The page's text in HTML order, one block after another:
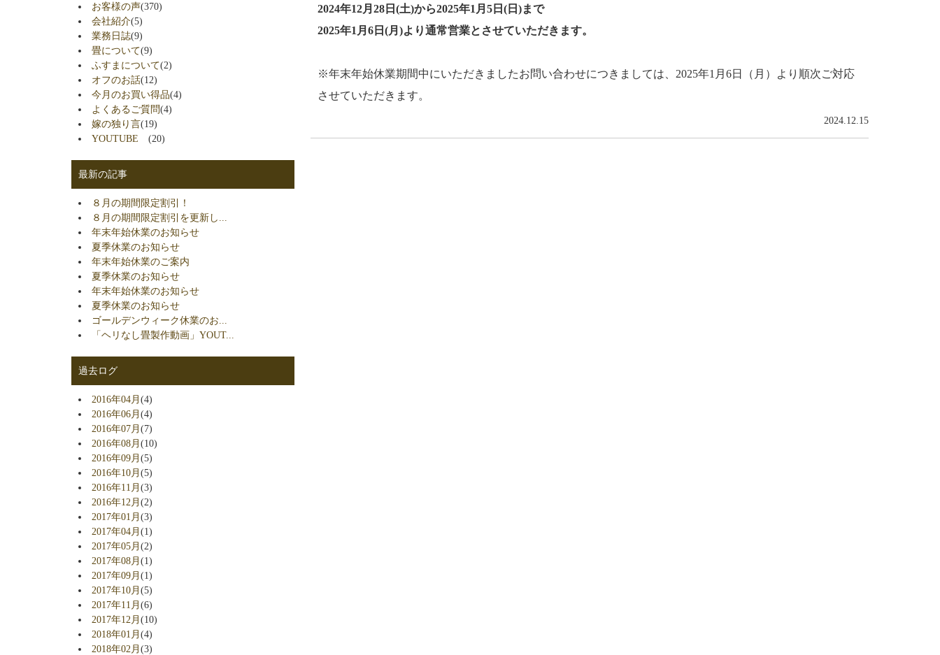
2024年12月28日(土)から2025年1月5日(日)まで
2025年1月6 日(月)より通常営業とさせていただきます。
※年末年始休業期間中にいただきましたお問い合わせにつきましては、2025年1月6日（月）より順次ご対応
させていただきます。
2024.12.15
お客様の声(370)
会社紹介(5)
業務日誌(9)
畳について(9)
ふすまについて(2)
オフのお話(12)
今月のお買い得品(4)
よくあるご質問(4)
嫁の独り言(19)
YOUTUBE(20)
最新の記事
８月の期間限定割引！
８月の期間限定割引を更新し...
年末年始休業のお知らせ
夏季休業のお知らせ
年末年始休業のご案内
夏季休業のお知らせ
年末年始休業のお知らせ
夏季休業のお知らせ
ゴールデンウィーク休業のお...
「ヘリなし畳製作動画」YOUT...
過去ログ
2016年04月(4)
2016年06月(4)
2016年07月(7)
2016年08月(10)
2016年09月(5)
2016年10月(5)
2016年11月(3)
2016年12月(2)
2017年01月(3)
2017年04月(1)
2017年05月(2)
2017年08月(1)
2017年09月(1)
2017年10月(5)
2017年11月(6)
2017年12月(10)
2018年01月(4)
2018年02月(3)